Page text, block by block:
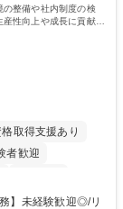
整備や社内制度の検
性向上や成長に貢献し
格取得支援あり
者歓迎
祝休み 服装自由